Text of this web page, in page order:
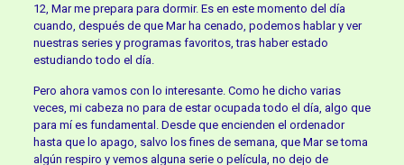
12, Mar me prepara para dormir. Es en este momento del día
cuando, después de que Mar ha cenado, podemos hablar y ver
nuestras series y programas favoritos, tras haber estado
estudiando todo el día.
Pero ahora vamos con lo interesante. Como he dicho varias
veces, mi cabeza no para de estar ocupada todo el día, algo que
para mí es fundamental. Desde que encienden el ordenador
hasta que lo apago, salvo los fines de semana, que Mar se toma
algún respiro y vemos alguna serie o película, no dejo de